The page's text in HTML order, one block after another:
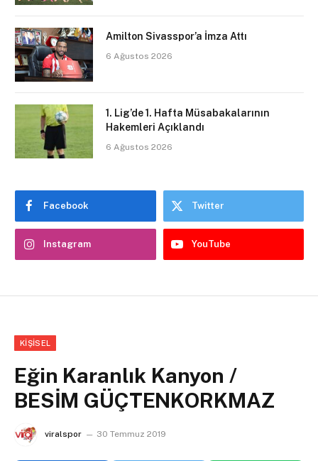
Amilton Sivasspor’a İmza Attı
6 Ağustos 2026
1. Lig’de 1. Hafta Müsabakalarının
Hakemleri Açıklandı
6 Ağustos 2026
Facebook Twitter
Instagram YouTube
KIŞISEL
Eğin Karanlık Kanyon /
BESİM GÜÇTENKORKMAZ
viralspor 30 Temmuz 2019